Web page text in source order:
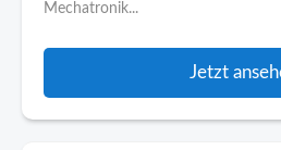
Mechatronik...
Jetzt